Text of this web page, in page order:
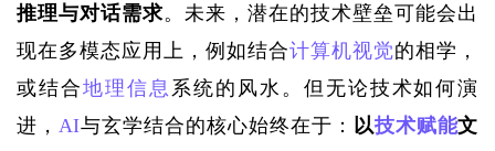
推理与对话需求。未来，潜在的技术壁垒可能会出
现在多模态应用上，例如结合计算机视觉的相学，
或结合地理信息 系统的风水。但无论技术如何演
进， AI与玄学结合的核心始终在于： 以技术赋能文